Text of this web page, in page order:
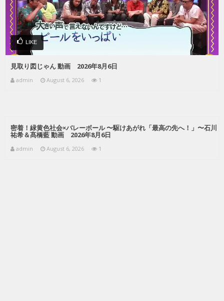
LIKE
見取り図じゃん 動画 2026年8月6日
admin August 6, 2026 1
密着！緑黄色社会×バレーボール 〜駆けあがれ「最高の先へ！」〜石川
祐希＆髙橋藍 動画 2026年8月6日
admin August 6, 2026 1